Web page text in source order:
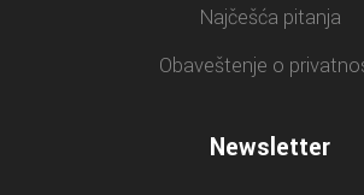
Najčešća pitanja
Obaveštenje o
Newsletter